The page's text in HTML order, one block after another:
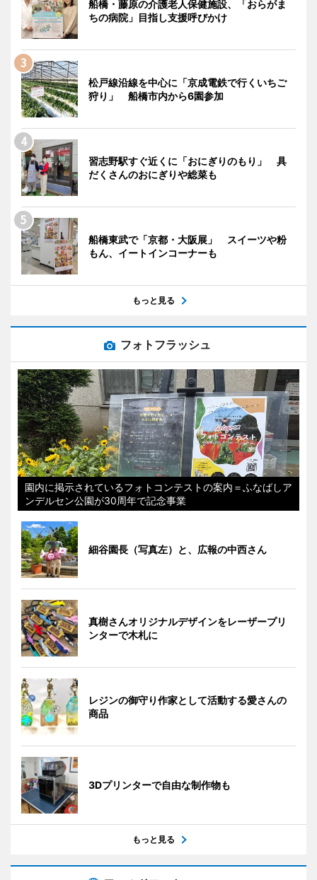
船橋・藤原の介護老人保健施設、「おらがま
ちの病院」目指し支援呼びかけ
松戸線沿線を中心に「京成電鉄で行くいちご
狩り」 船橋市内から6園参加
習志野駅すぐ近くに「おにぎりのもり」 具
だくさんのおにぎりや総菜も
船橋東武で「京都・大阪展」 スイーツや粉
もん、イートインコーナーも
もっと見る
フォトフラッシュ
園内に掲示されているフォトコンテストの案内＝ふなばしア
ンデルセン公園が30周年で記念事業
細谷園長（写真左）と、広報の中西さん
真樹さんオリジナルデザインをレーザープリ
ンターで木札に
レジンの御守り作家として活動する愛さんの
商品
3Dプリンターで自由な制作物も
もっと見る